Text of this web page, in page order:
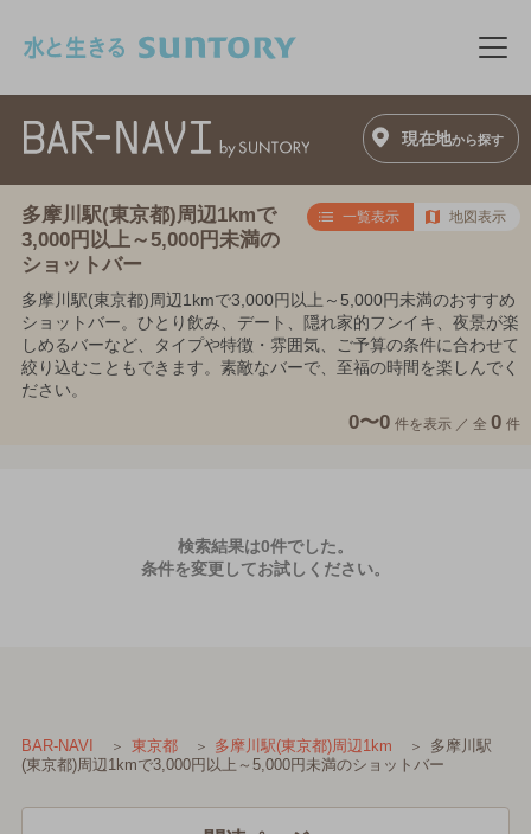
メ
現在地から探す
多摩川駅(東京都)周辺1kmで
3,000円以上～5,000円未満の
ショットバー
一覧表示 地図表示
多摩川駅(東京都)周辺1kmで3,000円以上～5,000円未満のおすすめ
ショットバー。ひとり飲み、デート、隠れ家的フンイキ、夜景が楽
しめるバーなど、タイプや特徴・雰囲気、ご予算の条件に合わせて
絞り込むこともできます。素敵なバーで、至福の時間を楽しんでく
ださい。
0〜0 件を表示 ／ 全 0 件
検索結果は0件でした。
条件を変更してお試しください。
BAR-NAVI 東京都 多摩川駅(東京都)周辺1km
多摩川駅
(東京都)周辺1kmで3,000円以上～5,000円未満のショットバー